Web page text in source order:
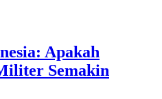
Apakah
Semakin